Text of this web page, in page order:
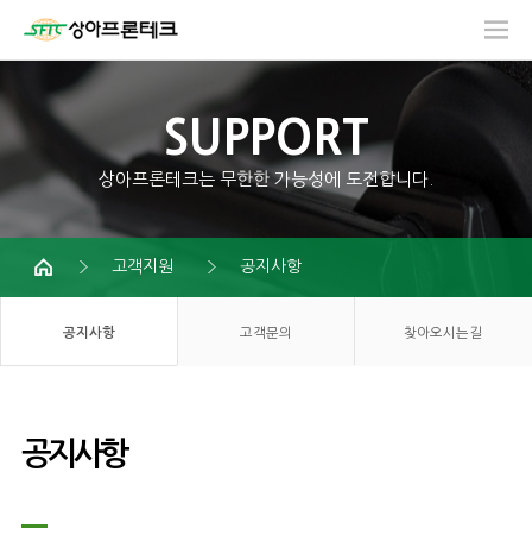
SUPPORT
상아프론테크는 무한한 가능성에 도전합니다.
고객지원 공지사항
공지사항 고객문의 찾아오시는길
공지사항